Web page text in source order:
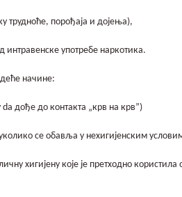
трудноће, порођаја и дојења),
употребе наркотика.
начине:
дође до контакта „крв на крв”)
се обавља у нехигијенским
хигијену које је претходно